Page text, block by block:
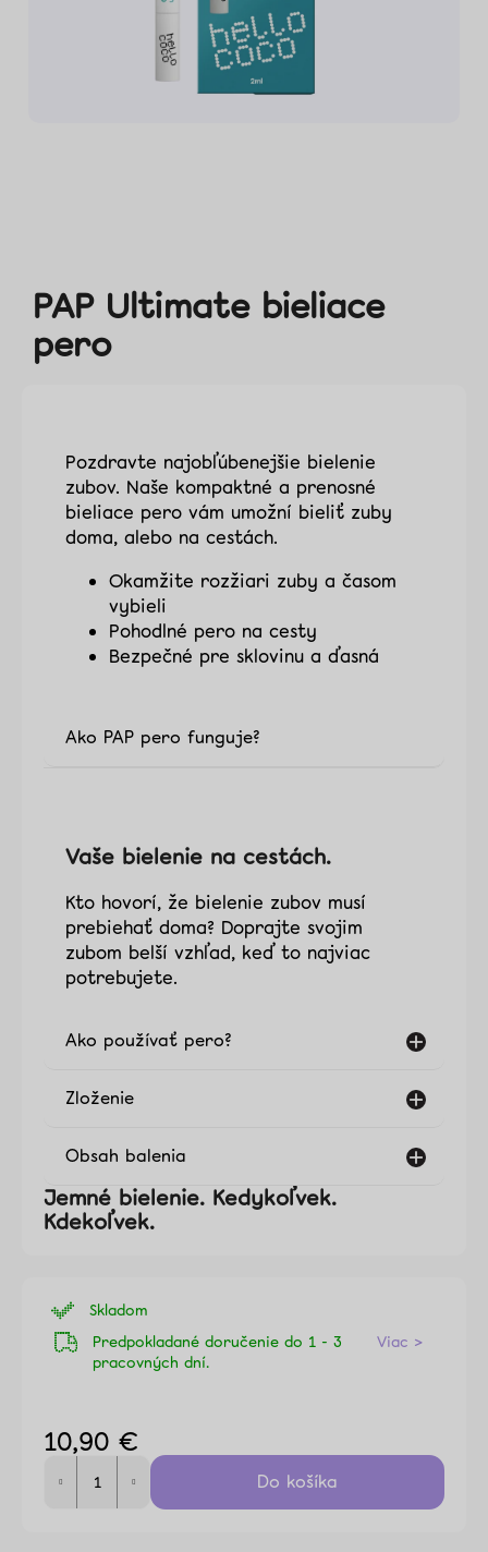
Kontakt
PAP Ultimate bieliace
pero
Pozdravte najobľúbenejšie bielenie
zubov. Naše kompaktné a prenosné
bieliace pero vám umožní bieliť zuby
doma, alebo na cestách.
Okamžite rozžiari zuby a časom
vybieli
Pohodlné pero na cesty
Bezpečné pre sklovinu a ďasná
Ako PAP pero funguje?
Vaše bielenie na cestách.
Kto hovorí, že bielenie zubov musí
prebiehať doma? Doprajte svojim
zubom belší vzhľad, keď to najviac
potrebujete.
Ako používať pero?
Zloženie
Obsah balenia
Jemné bielenie. Kedykoľvek.
Kdekoľvek.
Skladom
Predpokladané doručenie do 1 - 3
pracovných dní.
Viac >
10,90 €
cena:
Do košíka